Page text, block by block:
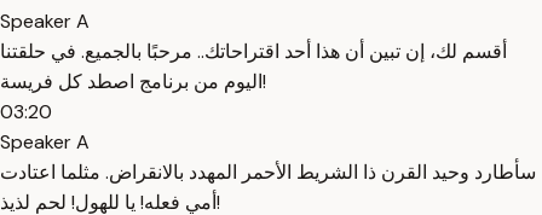
Speaker A
أقسم لك، إن تبين أن هذا أحد اقتراحاتك.. مرحبًا بالجميع. في حلقتنا
اليوم من برنامج اصطد كل فريسة!
03:20
Speaker A
سأطارد وحيد القرن ذا الشريط الأحمر المهدد بالانقراض. مثلما اعتادت
أمي فعله! يا للهول! لحم لذيذ!